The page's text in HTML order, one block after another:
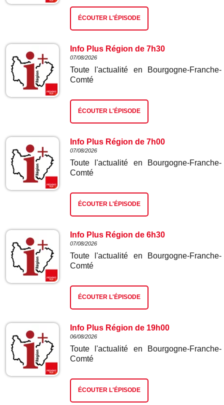
ÉCOUTER L'ÉPISODE
Info Plus Région de 7h30
07/08/2026
Toute l'actualité en Bourgogne-Franche-
Comté
ÉCOUTER L'ÉPISODE
Info Plus Région de 7h00
07/08/2026
Toute l'actualité en Bourgogne-Franche-
Comté
ÉCOUTER L'ÉPISODE
Info Plus Région de 6h30
07/08/2026
Toute l'actualité en Bourgogne-Franche-
Comté
ÉCOUTER L'ÉPISODE
Info Plus Région de 19h00
06/08/2026
Toute l'actualité en Bourgogne-Franche-
Comté
ÉCOUTER L'ÉPISODE